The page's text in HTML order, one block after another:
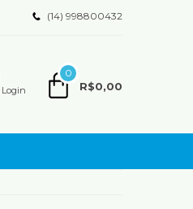
(14) 998800432
Login
0
R$0,00